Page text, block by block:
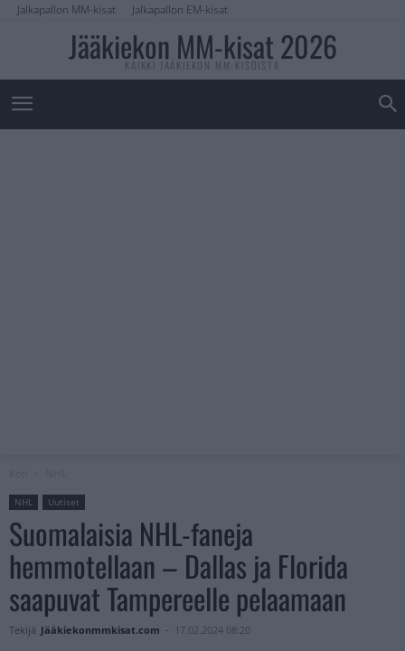
Jalkapallon MM-kisat Jalkapallon EM-kisat
Jääkiekon MM-kisat 2026
KAIKKI JÄÄKIEKON MM-KISOISTA
NHL Uutiset
Suomalaisia NHL-faneja
hemmotellaan – Dallas ja Florida
saapuvat Tampereelle pelaamaan
Tekijä Jääkiekonmmkisat.com - 17.02.2024 08:20